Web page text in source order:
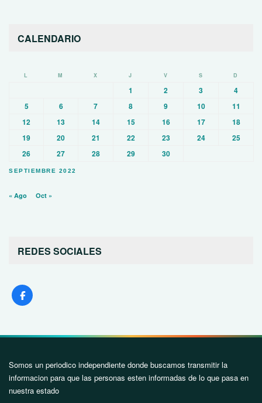
CALENDARIO
SEPTIEMBRE 2022
L M X J V S D
1 2 3
4
5
6 7 8 9 10
11
12
13 14 15 16 17
18
19
20 21 22 23 24
25
26
27 28 29 30
« Ago Oct »
REDES SOCIALES
Somos un periodico independiente donde buscamos transmitir la
informacion para que las personas esten informadas de lo que pasa en
nuestra estado